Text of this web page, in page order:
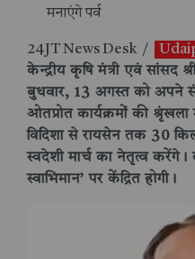
मनाएंगे पर्व
24JT News Desk /
केन्द्रीय कृषि मंत्री एवं सांसद
बुधवार, 13 अगस्त को अपने
ओतप्रोत कार्यक्रमों की
विदिशा से रायसेन तक 30
स्वदेशी मार्च का नेतृत्व करेंगे।
स्वाभिमान’ पर केंद्रित होगी।